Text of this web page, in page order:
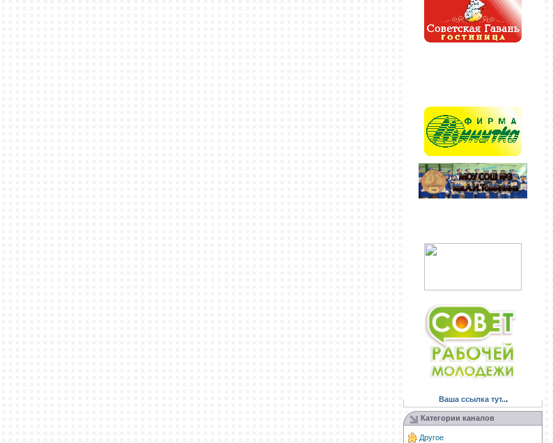
Ваша ссылка тут...
Категории каналов
Другое